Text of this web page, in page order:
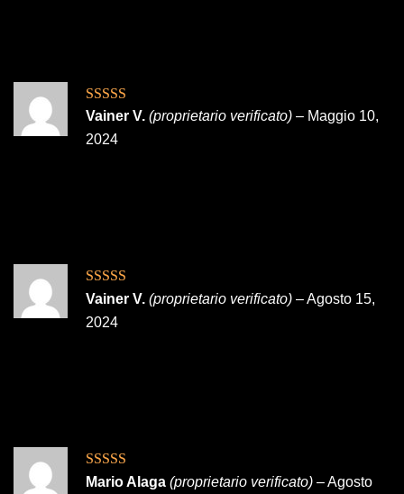
Valutato5 su
5
Vainer V. (proprietario verificato) – Maggio 10,
2024
Valutato5 su
5
Vainer V. (proprietario verificato) –Agosto 15,
2024
Valutato5su
Mario Alaga (proprietario verificato) –Agosto